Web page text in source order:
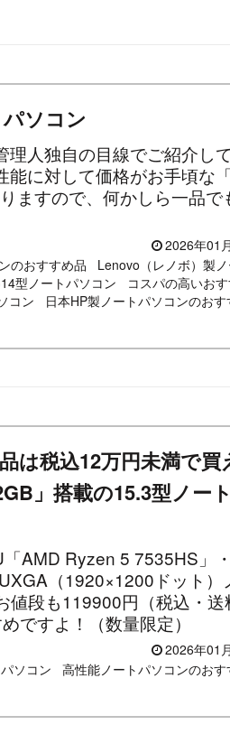
ソコン
人独自の目線でご紹介し
に対して価格がお手頃な
ますので、何かしら一品で
2026年01
のおすすめ品
Lenovo（レノボ）製
型ノートパソコン
コスパの高いお
コン
日本HP製ノートパソコンのおす
は税込12万円未満で買
」搭載の15.3型ノー
AMD Ryzen 5 7535HS」
（1920×1200ドット）
値段も119900円（税込・送
ですよ！（数量限定）
2026年01
ソコン 高性能ノートパソコンのおす